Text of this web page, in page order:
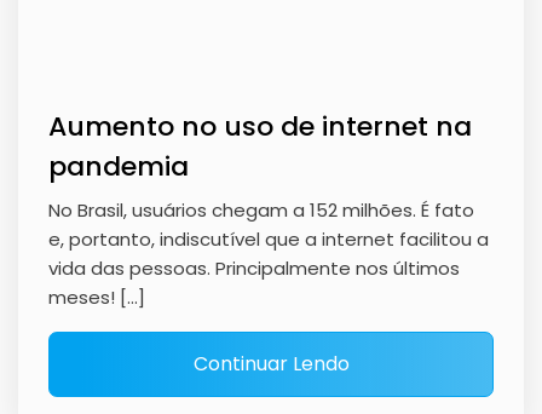
Aumento no uso de internet na
pandemia
No Brasil, usuários chegam a 152 milhões. É fato
e, portanto, indiscutível que a internet facilitou a
vida das pessoas. Principalmente nos últimos
meses! […]
Continuar Lendo